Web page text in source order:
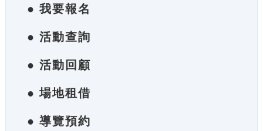
● 我要報名
● 活動查詢
● 活動回顧
● 場地租借
● 導覽預約